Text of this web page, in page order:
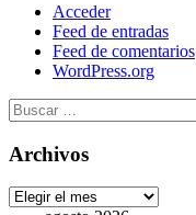
Acceder
Feed de entradas
Feed de comentarios
WordPress.org
Buscar:
Archivos
Archivos